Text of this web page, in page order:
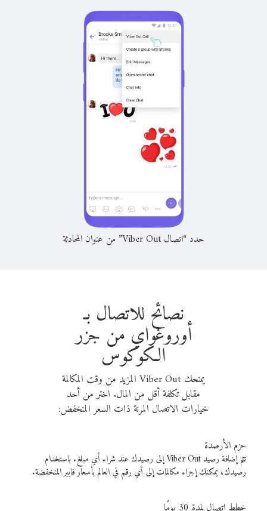
حدد “اتصال Viber Out” من عنوان المحادثة
نصائح للاتصال بـ
أوروغواي من جزر
الكوكوس
يمنحك Viber Out المزيد من وقت المكالمة
مقابل تكلفة أقل من المال. اختر من أحد
خيارات الاتصال المرنة ذات السعر المنخفض:
حزم الأرصدة
تتم إضافة رصيد Viber Out إلى رصيدك عند شراء أي مبلغ. باستخدام
رصيدك، يمكنك إجراء مكالمات إلى أي رقم في العالم بأسعار فايبر المنخفضة.